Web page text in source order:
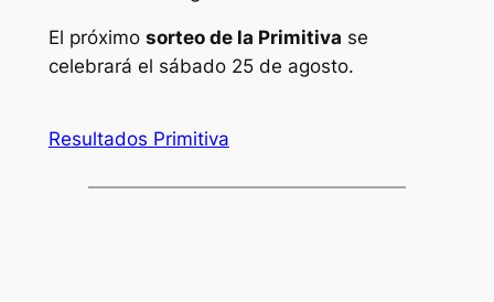
El próximo sorteo de la Primitiva se
celebrará el sábado 25 de agosto.
Resultados Primitiva